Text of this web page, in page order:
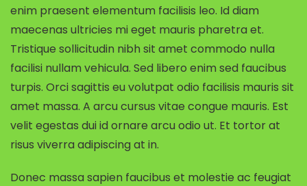
enim praesent elementum facilisis leo. Id diam
maecenas ultricies mi eget mauris pharetra et.
Tristique sollicitudin nibh sit amet commodo nulla
facilisi nullam vehicula. Sed libero enim sed faucibus
turpis. Orci sagittis eu volutpat odio facilisis mauris sit
amet massa. A arcu cursus vitae congue mauris. Est
velit egestas dui id ornare arcu odio ut. Et tortor at
risus viverra adipiscing at in.
Donec massa sapien faucibus et molestie ac feugiat